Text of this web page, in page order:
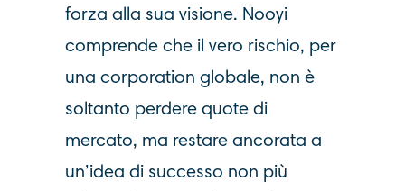
forza alla sua visione. Nooyi
comprende che il vero rischio, per
una corporation globale, non è
soltanto perdere quote di
mercato, ma restare ancorata a
un’idea di successo non più